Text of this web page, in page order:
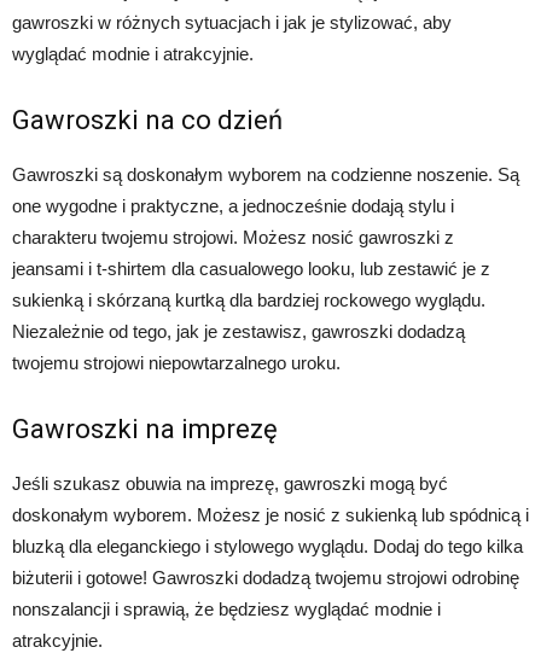
gawroszki w różnych sytuacjach i jak je stylizować, aby
wyglądać modnie i atrakcyjnie.
Gawroszki na co dzień
Gawroszki są doskonałym wyborem na codzienne noszenie. Są
one wygodne i praktyczne, a jednocześnie dodają stylu i
charakteru twojemu strojowi. Możesz nosić gawroszki z
jeansami i t-shirtem dla casualowego looku, lub zestawić je z
sukienką i skórzaną kurtką dla bardziej rockowego wyglądu.
Niezależnie od tego, jak je zestawisz, gawroszki dodadzą
twojemu strojowi niepowtarzalnego uroku.
Gawroszki na imprezę
Jeśli szukasz obuwia na imprezę, gawroszki mogą być
doskonałym wyborem. Możesz je nosić z sukienką lub spódnicą i
bluzką dla eleganckiego i stylowego wyglądu. Dodaj do tego kilka
biżuterii i gotowe! Gawroszki dodadzą twojemu strojowi odrobinę
nonszalancji i sprawią, że będziesz wyglądać modnie i
atrakcyjnie.